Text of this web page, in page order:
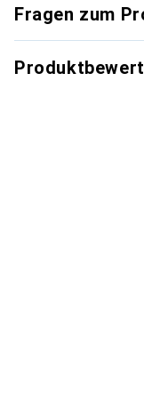
Fragen zum